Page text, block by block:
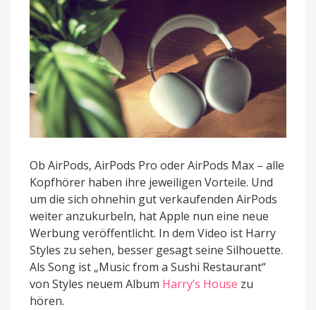
Ob AirPods, AirPods Pro oder AirPods Max – alle
Kopfhörer haben ihre jeweiligen Vorteile. Und
um die sich ohnehin gut verkaufenden AirPods
weiter anzukurbeln, hat Apple nun eine neue
Werbung veröffentlicht. In dem Video ist Harry
Styles zu sehen, besser gesagt seine Silhouette.
Als Song ist „Music from a Sushi Restaurant“
von Styles neuem Album Harry’s House zu
hören.